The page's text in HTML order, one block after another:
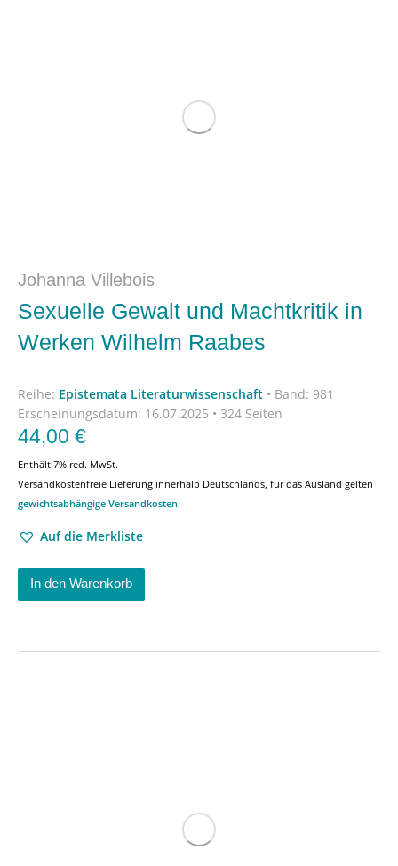
Johanna Villebois
Sexuelle Gewalt und Machtkritik in
Werken Wilhelm Raabes
Reihe: Epistemata Literaturwissenschaft • Band: 981
Erscheinungsdatum: 16.07.2025 • 324 Seiten
44,00 €
Enthält 7% red. MwSt.
Versandkostenfreie Lieferung innerhalb Deutschlands, für das Ausland gelten
gewichtsabhängige Versandkosten.
Auf die Merkliste
In den Warenkorb